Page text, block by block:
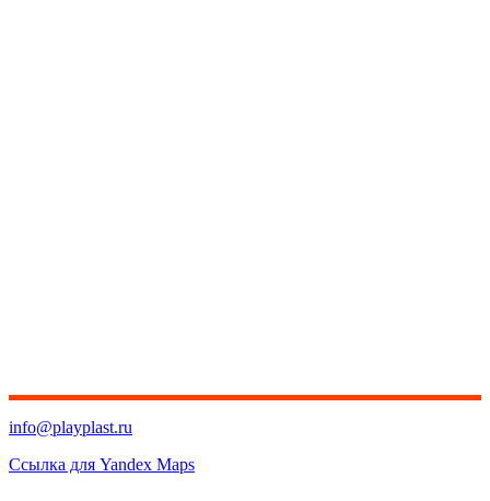
info@playplast.ru
Ссылка для Yandex Maps